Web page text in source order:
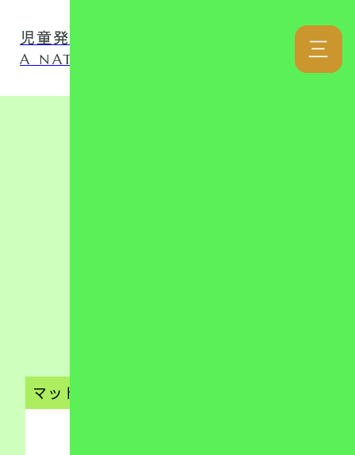
児童発達支援事業所 ナチュファミ
A NATURAL LOVER FAMILY 三
マット運動